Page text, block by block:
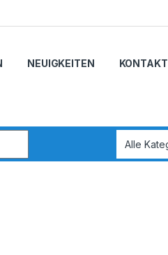
NEUIGKEITEN KONTAKT